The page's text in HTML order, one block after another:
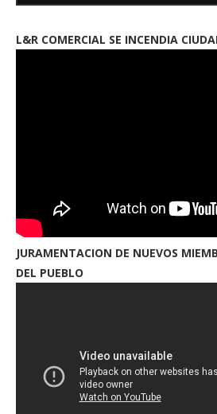
L&R COMERCIAL SE INCENDIA
JURAMENTACION DE NUEVOS
DEL PUEBLO